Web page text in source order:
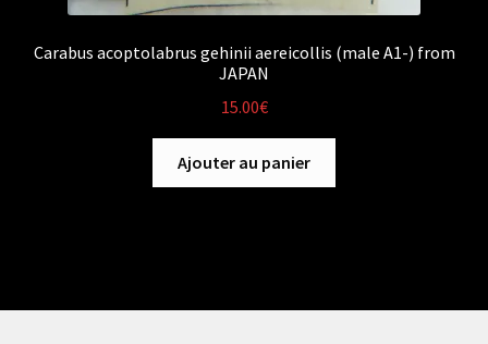
Carabus acoptolabrus gehinii aereicollis (male A1-) from
JAPAN
15.00€
Ajouter au panier